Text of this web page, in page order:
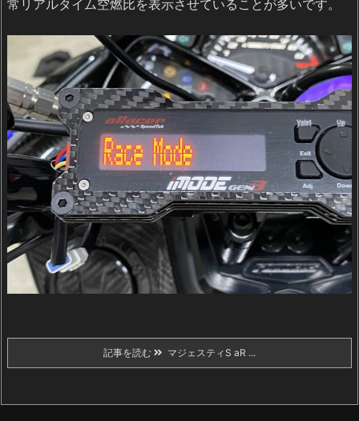
常リアルタイム空燃比を表示させていることが多いです。
記事を読む マジェスティS aR ...